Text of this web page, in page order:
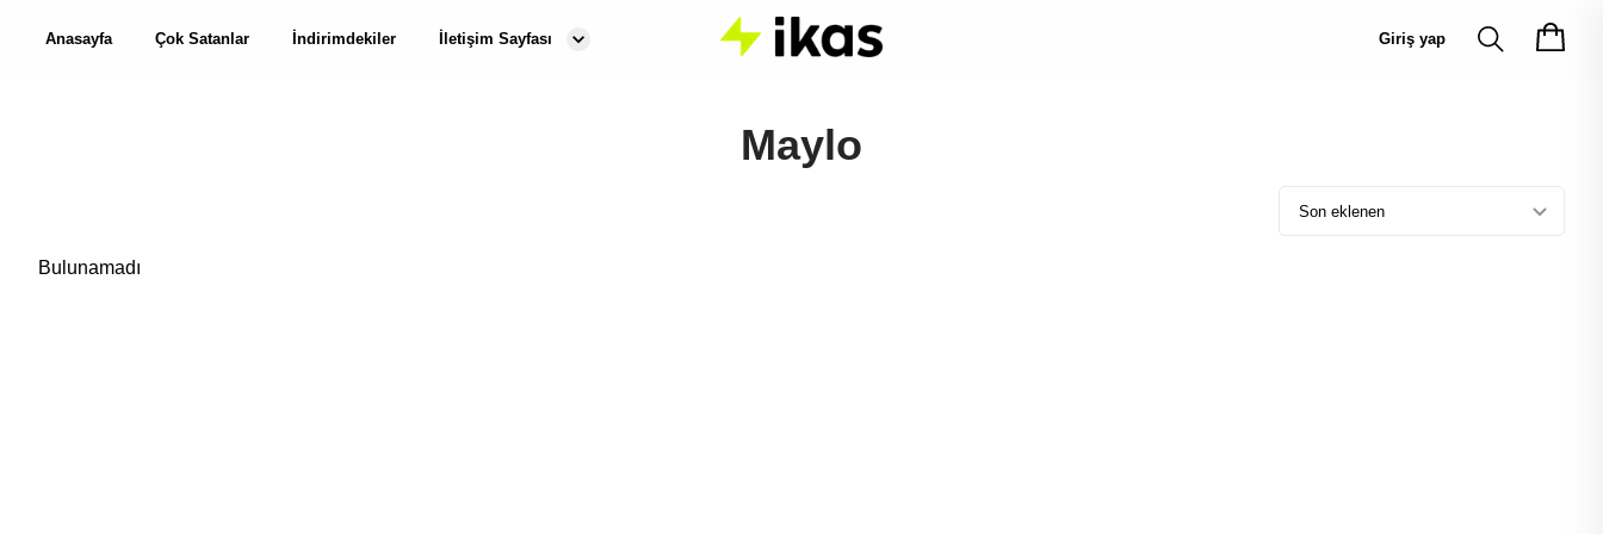
Anasayfa Çok Satanlar İndirimdekiler İletişim Sayfası Giriş yap
Maylo
Son eklenen
Bulunamadı